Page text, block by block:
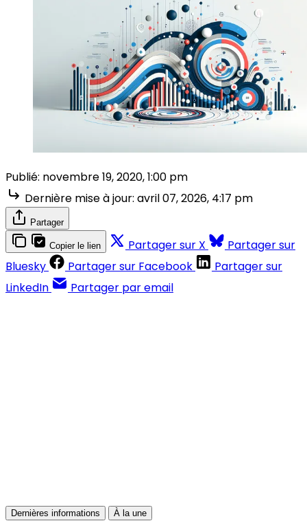
Publié: novembre 19, 2020, 1:00 pm
Dernière mise à jour: avril 07, 2026, 4:17 pm
Partager
Copier le lien Partager sur X
Partager sur
Bluesky
Partager sur Facebook
Partager sur
LinkedIn
Partager par email
Dernières informations À la une